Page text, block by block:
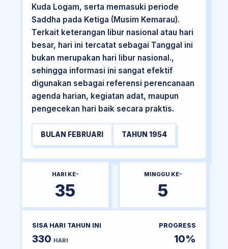
Kuda Logam, serta memasuki periode
Saddha pada Ketiga (Musim Kemarau).
Terkait keterangan libur nasional atau hari
besar, hari ini tercatat sebagai Tanggal ini
bukan merupakan hari libur nasional.,
sehingga informasi ini sangat efektif
digunakan sebagai referensi perencanaan
agenda harian, kegiatan adat, maupun
pengecekan hari baik secara praktis.
BULAN FEBRUARI TAHUN 1954
HARI KE-
35
MINGGU KE-
5
SISA HARI TAHUN INI
330 HARI
PROGRESS
10%